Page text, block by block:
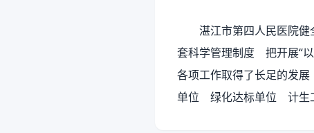
湛江市第四人民医院健
套科学管理制度 把开展“
各项工作取得了长足的
单位 绿化达标单位 计生